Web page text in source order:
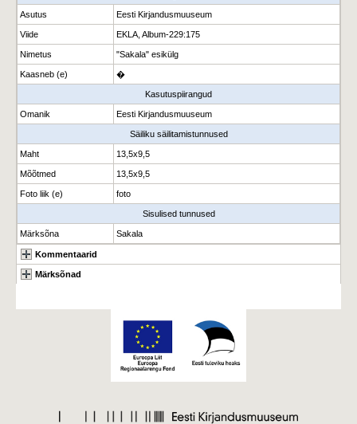
Asutus Eesti Kirjandusmuuseum
Viide EKLA, Album-229:175
Nimetus "Sakala" esikülg
Kaasneb (e) �
Kasutuspiirangud
Omanik Eesti Kirjandusmuuseum
Säiliku säilitamistunnused
Maht 13,5x9,5
Mõõtmed 13,5x9,5
Foto liik (e) foto
Sisulised tunnused
Märksõna Sakala
Kommentaarid
Märksõnad